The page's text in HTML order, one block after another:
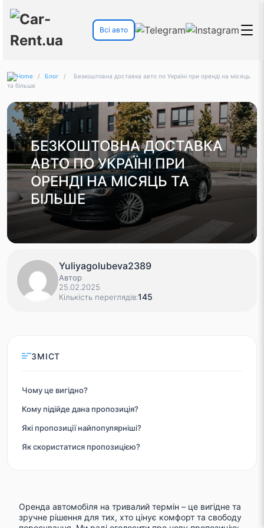
Всі авто
/ Блог /
Безкоштовна доставка авто по Україні при оренді на місяць
та більше
БЕЗКОШТОВНА ДОСТАВКА
АВТО ПО УКРАЇНІ ПРИ
ОРЕНДІ НА МІСЯЦЬ ТА
БІЛЬШЕ
Yuliyagolubeva2389
Автор
25.02.2025
Кількість переглядів:145
ЗМІСТ
Чому це вигідно?
Кому підійде дана пропозиція?
Які пропозиції найпопулярніші?
Як скористатися пропозицією?
Оренда автомобіля на тривалий термін – це вигідне та
зручне рішення для тих, хто цінує комфорт та свободу